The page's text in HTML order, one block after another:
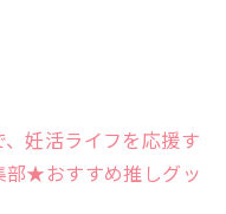
妊活ライフを応援す
部★おすすめ推しグッ